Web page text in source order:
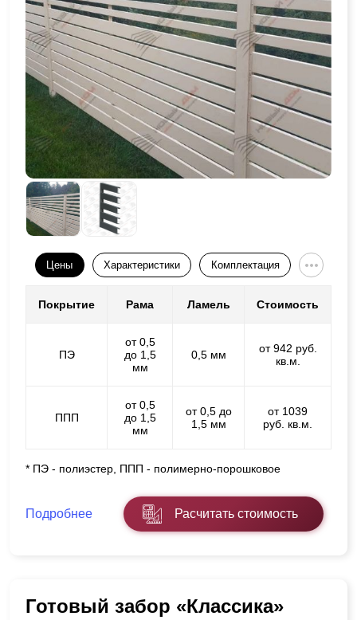
Цены Характеристики Комплектация
Покрытие Рама Ламель Стоимость
ПЭ
от 0,5
до 1,5
мм
0,5 мм
от 942 руб.
кв.м.
ППП
от 0,5
до 1,5
мм
от 0,5 до
1,5 мм
от 1039
руб. кв.м.
* ПЭ - полиэстер, ППП - полимерно-порошковое
Подробнее Расчитать стоимость
Готовый забор «Классика»